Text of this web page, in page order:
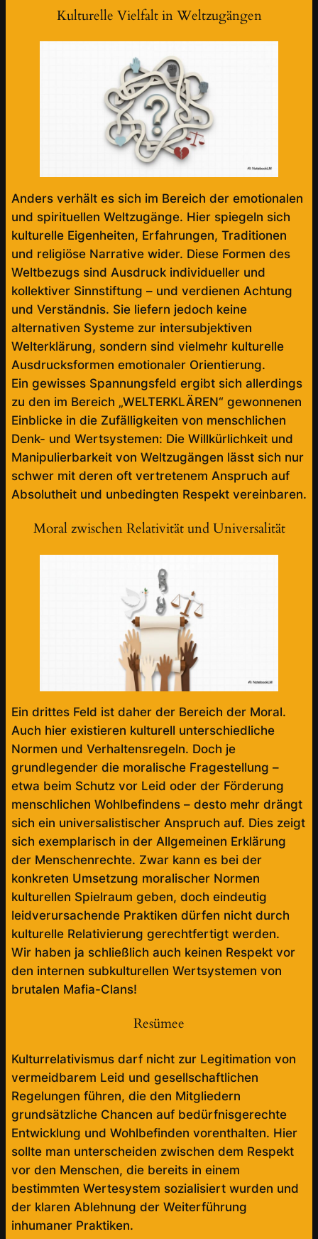
Kulturelle Vielfalt in Weltzugängen
Anders verhält es sich im Bereich der emotionalen
und spirituellen Weltzugänge. Hier spiegeln sich
kulturelle Eigenheiten, Erfahrungen, Traditionen
und religiöse Narrative wider. Diese Formen des
Weltbezugs sind Ausdruck individueller und
kollektiver Sinnstiftung – und verdienen Achtung
und Verständnis. Sie liefern jedoch keine
alternativen Systeme zur intersubjektiven
Welterklärung, sondern sind vielmehr kulturelle
Ausdrucksformen emotionaler Orientierung.
Ein gewisses Spannungsfeld ergibt sich allerdings
zu den im Bereich „WELTERKLÄREN“ gewonnenen
Einblicke in die Zufälligkeiten von menschlichen
Denk- und Wertsystemen: Die Willkürlichkeit und
Manipulierbarkeit von Weltzugängen lässt sich nur
schwer mit deren oft vertretenem Anspruch auf
Absolutheit und unbedingten Respekt vereinbaren.
Moral zwischen Relativität und Universalität
Ein drittes Feld ist daher der Bereich der Moral.
Auch hier existieren kulturell unterschiedliche
Normen und Verhaltensregeln. Doch je
grundlegender die moralische Fragestellung –
etwa beim Schutz vor Leid oder der Förderung
menschlichen Wohlbefindens – desto mehr drängt
sich ein universalistischer Anspruch auf. Dies zeigt
sich exemplarisch in der Allgemeinen Erklärung
der Menschenrechte. Zwar kann es bei der
konkreten Umsetzung moralischer Normen
kulturellen Spielraum geben, doch eindeutig
leidverursachende Praktiken dürfen nicht durch
kulturelle Relativierung gerechtfertigt werden.
Wir haben ja schließlich auch keinen Respekt vor
den internen subkulturellen Wertsystemen von
brutalen Mafia-Clans!
Resümee
Kulturrelativismus darf nicht zur Legitimation von
vermeidbarem Leid und gesellschaftlichen
Regelungen führen, die den Mitgliedern
grundsätzliche Chancen auf bedürfnisgerechte
Entwicklung und Wohlbefinden vorenthalten. Hier
sollte man unterscheiden zwischen dem Respekt
vor den Menschen, die bereits in einem
bestimmten Wertesystem sozialisiert wurden und
der klaren Ablehnung der Weiterführung
inhumaner Praktiken.